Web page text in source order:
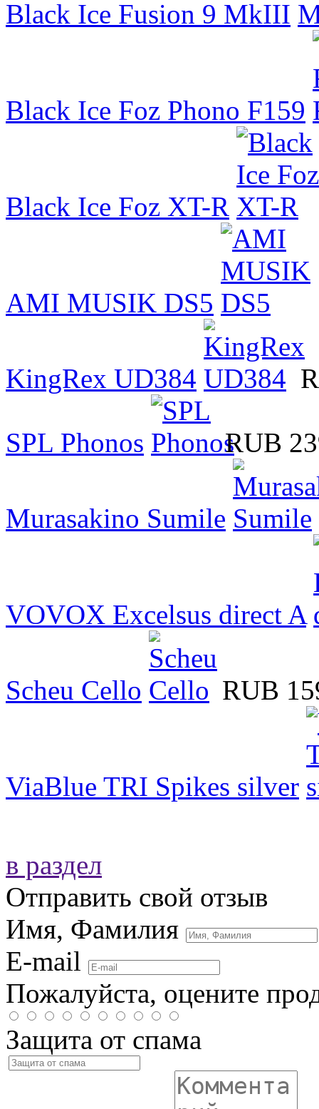
Black Ice Fusion 9 MkIII
Black Ice Foz Phono F159
Black Ice Foz XT-R
AMI MUSIK DS5
KingRex UD384
SPL Phonos RUB
Murasakino Sumile
VOVOX Excelsus direct A
Scheu Cello RUB
ViaBlue TRI Spikes silver
в раздел
Отправить свой отзыв
Имя, Фамилия
E-mail
Пожалуйста, оцените
Защита от спама